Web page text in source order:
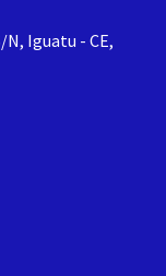
N, Iguatu - CE,